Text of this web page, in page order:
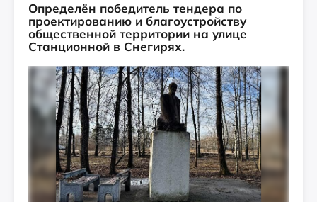
Определён победитель тендера по
проектированию и благоустройству
общественной территории на улице
Станционной в Снегирях.